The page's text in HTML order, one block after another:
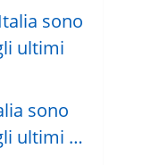
sono
ultimi …